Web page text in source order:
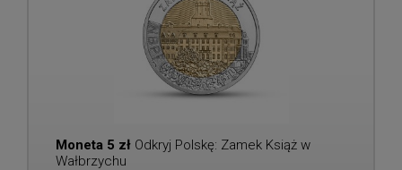
Moneta 5 zł Odkryj Polskę: Zamek Książ w
Wałbrzychu